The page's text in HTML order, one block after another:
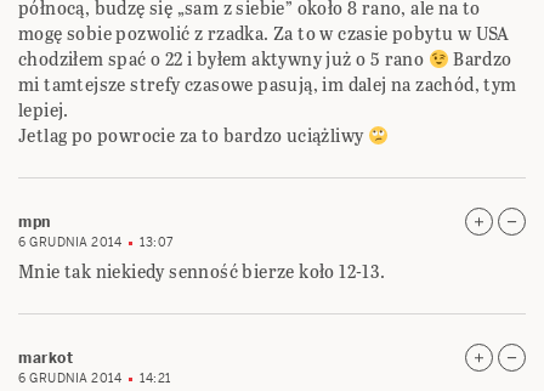
północą, budzę się „sam z siebie” około 8 rano, ale na to
mogę sobie pozwolić z rzadka. Za to w czasie pobytu w USA
chodziłem spać o 22 i byłem aktywny już o 5 rano
Bardzo
mi tamtejsze strefy czasowe pasują, im dalej na zachód, tym
lepiej.
Jetlag po powrocie za to bardzo uciążliwy
mpn
6 GRUDNIA 2014 13:07
Mnie tak niekiedy senność bierze koło 12-13.
markot
6 GRUDNIA 2014 14:21